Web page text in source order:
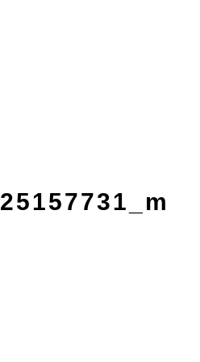
25157731_m